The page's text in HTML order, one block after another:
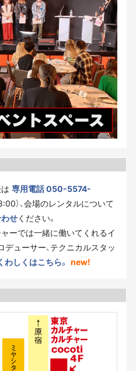
専用電話 050-5574-
）、会場のレンタルについて
せください。
ーでは一緒に働いてくれるイ
デューサー、テクニカルスタッ
わしくはこちら。 new!